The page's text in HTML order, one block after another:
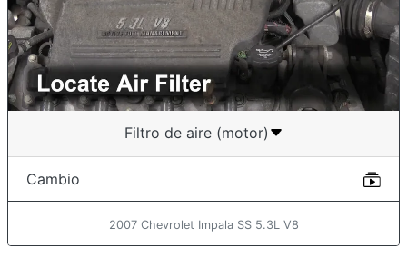
Filtro de aire (motor)
Cambio
2007 Chevrolet Impala SS 5.3L V8